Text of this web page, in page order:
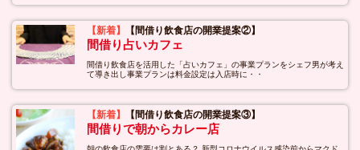
【新着】 【間借り飲食店の開業提案②】
間借り占いカフェ
間借り飲食店を活用した「占いカフェ」の事業プランをシェフ男が考え
て導き出し事業プランは料金設定は入店時に・・
【新着】 【間借り飲食店の開業提案③】
間借りで朝からカレー店